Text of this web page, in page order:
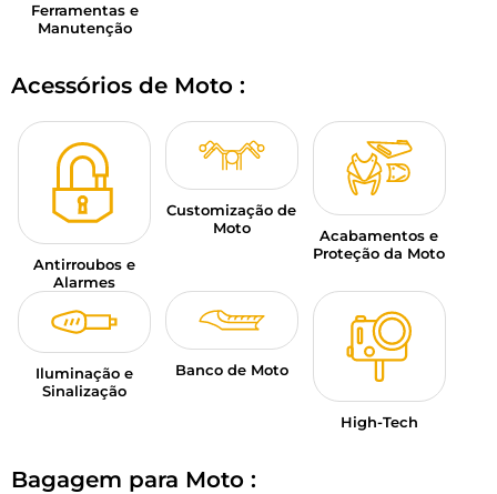
Ferramentas e
Manutenção
Acessórios de Moto :
Antirroubos e
Alarmes
Customização de
Moto
Acabamentos e
Proteção da Moto
Iluminação e
Sinalização
Banco de Moto
High-Tech
Bagagem para Moto :